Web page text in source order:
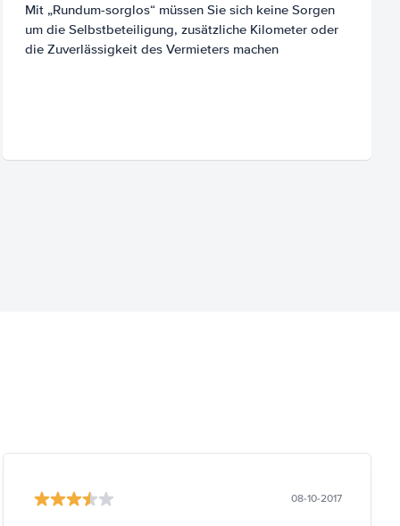
Mit „Rundum-sorglos“ müssen Sie sich keine Sorgen
um die Selbstbeteiligung, zusätzliche Kilometer oder
die Zuverlässigkeit des Vermieters machen
08-10-2017